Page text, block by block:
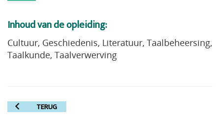
Inhoud van de opleiding:
Cultuur, Geschiedenis, Literatuur, Taalbeheersing,
Taalkunde, Taalverwerving
TERUG